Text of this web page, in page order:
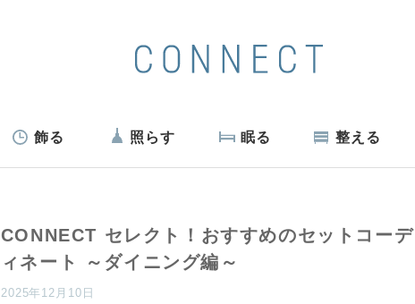
飾る 照らす 眠る 整える
CONNECT セレクト！おすすめのセットコーデ
ィネート ～ダイニング編～
2025年12月10日